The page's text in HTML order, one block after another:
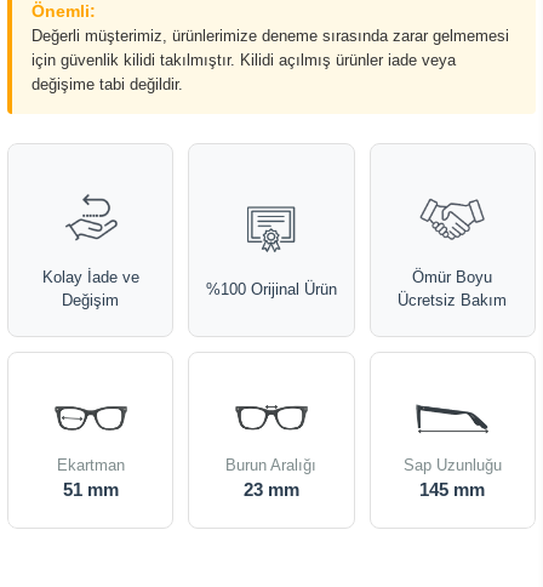
Önemli:
Değerli müşterimiz, ürünlerimize deneme sırasında zarar gelmemesi
için güvenlik kilidi takılmıştır. Kilidi açılmış ürünler iade veya
değişime tabi değildir.
Kolay İade ve
Değişim
%100 Orijinal Ürün
Ömür Boyu
Ücretsiz Bakım
Ekartman
51 mm
Burun Aralığı
23 mm
Sap Uzunluğu
145 mm